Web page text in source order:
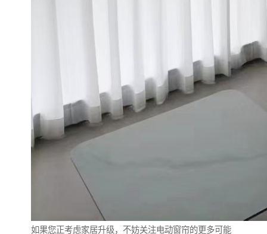
如果您正考虑家居升级，不妨关注电动窗帘的更多可能